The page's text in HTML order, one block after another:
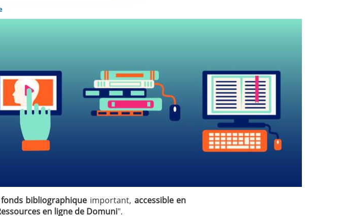
fonds bibliographique important, accessible en
en ligne de Domuni".